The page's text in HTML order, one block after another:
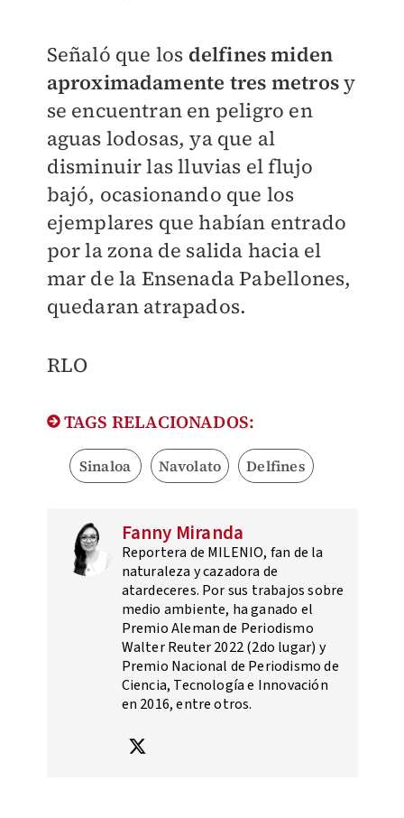
Señaló que los delfines miden
aproximadamente tres metrosy
se encuentran en peligro en
aguas lodosas, ya que al
disminuir las lluvias el flujo
bajó, ocasionando que los
ejemplares que habían entrado
por la zona de salida hacia el
mar de la Ensenada Pabellones,
quedaran atrapados.
​RLO
TAGS RELACIONADOS:
Sinaloa Navolato Delfines
Fanny Miranda
Reportera de MILENIO, fan de la
naturaleza y cazadora de
atardeceres. Por sus trabajos sobre
medio ambiente, ha ganado el
Premio Aleman de Periodismo
Walter Reuter 2022 (2do lugar) y
Premio Nacional de Periodismo de
Ciencia, Tecnología e Innovación
en 2016, entre otros.